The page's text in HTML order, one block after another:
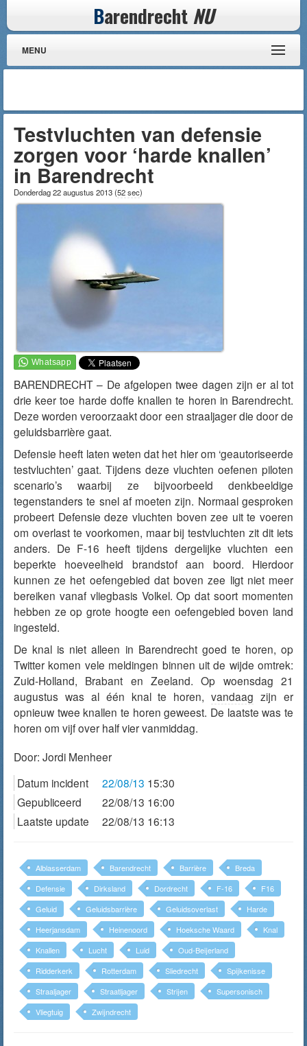
Barendrecht NU
MENU
Testvluchten van defensie
zorgen voor ‘harde knallen’
in Barendrecht
Donderdag 22 augustus 2013(52 sec)
BARENDRECHT – De afgelopen twee dagen zijn er al tot
drie keer toe harde doffe knallen te horen in Barendrecht.
Deze worden veroorzaakt door een straaljager die door de
geluidsbarrière gaat.
Defensie heeft laten weten dat het hier om ‘geautoriseerde
testvluchten’ gaat. Tijdens deze vluchten oefenen piloten
scenario’s waarbij ze bijvoorbeeld denkbeeldige
tegenstanders te snel af moeten zijn. Normaal gesproken
probeert Defensie deze vluchten boven zee uit te voeren
om overlast te voorkomen, maar bij testvluchten zit dit iets
anders. De F-16 heeft tijdens dergelijke vluchten een
beperkte hoeveelheid brandstof aan boord. Hierdoor
kunnen ze het oefengebied dat boven zee ligt niet meer
bereiken vanaf vliegbasis Volkel. Op dat soort momenten
hebben ze op grote hoogte een oefengebied boven land
ingesteld.
De knal is niet alleen in Barendrecht goed te horen, op
Twitter komen vele meldingen binnen uit de wijde omtrek:
Zuid-Holland, Brabant en Zeeland. Op woensdag 21
augustus was al één knal te horen,vandaag zijn er
opnieuw twee knallen te horen geweest. De laatste was te
horen om vijf over half vier vanmiddag.
Door: Jordi Menheer
Datum incident
22/08/13 15:30
Gepubliceerd
22/08/13 16:00
Laatste update
22/08/13 16:13
Alblasserdam Barendrecht Barrière
Breda
Defensie
Dirksland Dordrecht F-16
F16
Geluid
Geluidsbarrière Geluidsoverlast
Harde
Heerjansdam
Heinenoord Hoeksche Waard
Knal
Knallen
Lucht Luid
Oud-Beijerland
Ridderkerk
Rotterdam Sliedrecht
Spijkenisse
Straaljager
Straatljager Strijen
Supersonisch
Vliegtuig
Zwijndrecht